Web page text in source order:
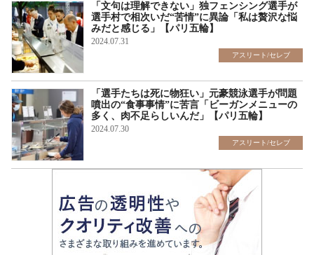
「文句は理解できない」独フェンシング選手が
選手村で相次いだ“苦情”に異論「私は贅沢な悩
みだと感じる」【パリ五輪】
2024.07.31
アスリート/セレブ
「選手たちは死に物狂い」元豪競泳選手が問題
噴出の“食事事情”に苦言「ビーガンメニューの
多く、肉不足らしいんだ」【パリ五輪】
2024.07.30
アスリート/セレブ